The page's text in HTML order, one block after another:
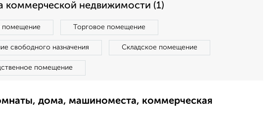
коммерческой недвижимости (1)
Торговое помещение
свободного назначения Складское помещение
помещение
дома, машиноместа, коммерческая